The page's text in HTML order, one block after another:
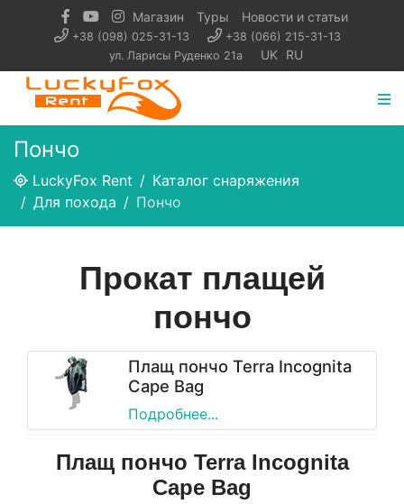
Магазин Туры Новости и статьи
+38 (098) 025-31-13
+38 (066) 215-31-13
ул. Ларисы Руденко 21а
UK RU
Пончо
LuckyFox Rent
Каталог снаряжения
Для похода
Пончо
Прокат плащей
пончо
Плащ пончо Terra Incognita
Cape Bag
Подробнее...
Плащ пончо Terra Incognita
Cape Bag